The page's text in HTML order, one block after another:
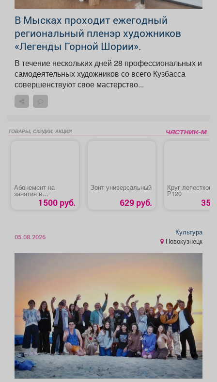
В Мысках проходит ежегодный
региональный пленэр художников
«Легенды Горной Шории».
В течение нескольких дней 28 профессиональных и
самодеятельных художников со всего Кузбасса
совершенствуют свое мастерство...
ТОВАРЫ, СКИДКИ, АКЦИИ
Абонемент на
занятия в
тренажерном зале
для студентов1500 руб.
Зонт универсальный
629 руб.
Круг
Р120
35
05.08.2026
Культура
Новокузнецк